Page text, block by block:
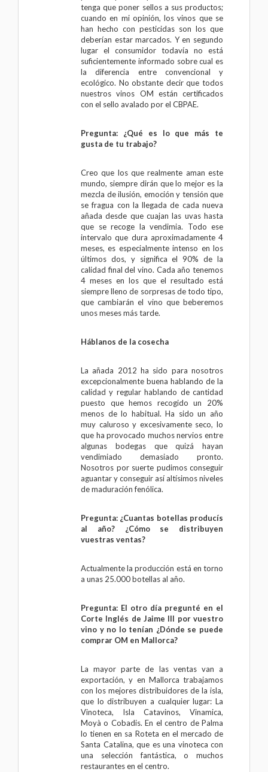
tenga que poner sellos a sus productos;
cuando en mi opinión, los vinos que se
han hecho con pesticidas son los que
deberían estar marcados. Y en segundo
lugar el consumidor todavía no está
suficientemente informado sobre cual es
la diferencia entre convencional y
ecológico. No obstante decir que todos
nuestrosvinos OM están certificados
con el sello avalado por el CBPAE.
Pregunta: ¿Qué es lo que más te
gusta de tu trabajo?
Creo que los que realmente aman este
mundo, siempre dirán que lo mejor es la
mezcla de ilusión, emoción y tensión que
se fragua con la llegada de cada nueva
añada desde que cuajan las uvas hasta
que se recoge la vendimia. Todo ese
intervalo que dura aproximadamente 4
meses, es especialmente intenso en los
últimos dos, y significa el 90% de la
calidad final del vino. Cada año tenemos
4 meses en los que el resultado está
siempre lleno de sorpresas de todo tipo,
que cambiarán el vino que beberemos
unos meses más tarde.
Háblanos de la cosecha
La añada 2012 ha sido para nosotros
excepcionalmente buena hablando de la
calidad y regular hablando de cantidad
puesto que hemos recogido un 20%
menos de lo habitual. Ha sido un año
muy caluroso y excesivamente seco, lo
que ha provocado muchos nervios entre
algunas bodegas que quizá hayan
vendimiado demasiado pronto.
Nosotros por suerte pudimos conseguir
aguantar y conseguir así altísimos niveles
de maduración fenólica.
Pregunta: ¿Cuantas botellas producís
al año? ¿Cómo se distribuyen
vuestras ventas?
Actualmente la producción está en torno
a unas 25.000 botellas al año.
Pregunta: El otro día pregunté en el
Corte Inglés de Jaime III por vuestro
vino y no lo tenían ¿Dónde se puede
comprar OM en Mallorca?
La mayor parte de las ventas van a
exportación, y en Mallorca trabajamos
con los mejores distribuidores de la isla,
que lo distribuyen a cualquier lugar: La
Vinoteca, Isla Catavinos, Vinamica,
Moyà o Cobadis. En el centro de Palma
lo tienen en sa Roteta en el mercado de
Santa Catalina, que es una vinoteca con
una selección fantástica, o muchos
restaurantes en el centro.